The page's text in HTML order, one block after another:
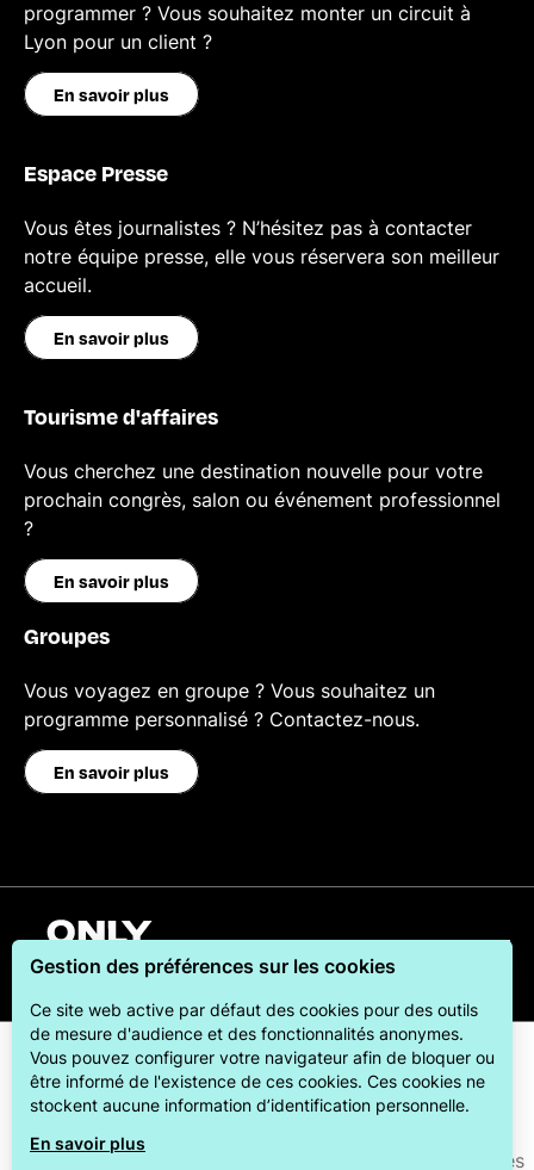
programmer ? Vous souhaitez monter un circuit à
Lyon pour un client ?
En savoir plus
Espace Presse
Vous êtes journalistes ? N’hésitez pas à contacter
notre équipe presse, elle vous réservera son meilleur
accueil.
En savoir plus
Tourisme d'affaires
Vous cherchez une destination nouvelle pour votre
prochain congrès, salon ou événement professionnel
?
En savoir plus
Groupes
Vous voyagez en groupe ? Vous souhaitez un
programme personnalisé ? Contactez-nous.
En savoir plus
Français
ONLYLYON Tourisme et Congrès s'engage auprès de ses
Gestion des préférences sur les cookies
Ce site web active par défaut des cookies pour des outils
de mesure d'audience et des fonctionnalités anonymes.
Vous pouvez configurer votre navigateur afin de bloquer ou
être informé de l'existence de ces cookies. Ces cookies ne
stockent aucune information d’identification personnelle.
En savoir plus